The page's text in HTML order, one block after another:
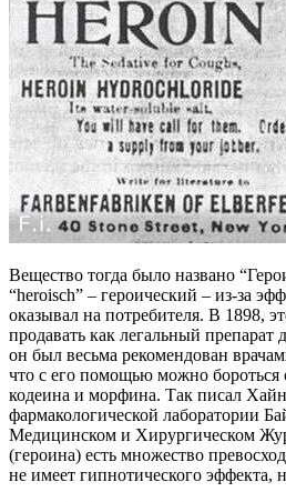
Вещество тогда было названо
“heroisch” – героический – из-за
оказывал на потребителя. В 1898,
продавать как легальный препарат
он был весьма рекомендован
что с его помощью можно бороться
кодеина и морфина. Так писал
фармакологической лаборатории
Медицинском и Хирургическом
(героина) есть множество
не имеет гипнотического эффекта,